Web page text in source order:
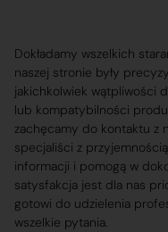
Dokładamy wszelkich
naszej stronie były
jakichkolwiek wątpliwości
lub kompatybilności
zachęcamy do kontaktu z
specjaliści z
informacji i pomogą w
satysfakcja jest dla nas
gotowi do udzielenia
wszelkie pytania.